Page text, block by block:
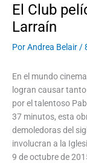
El Club
Larraín
PorAndrea Belair /
En el mundo
logran causar
por el talentoso
37 minutos, esta
demoledoras del
involucran a la
9 de octubre de